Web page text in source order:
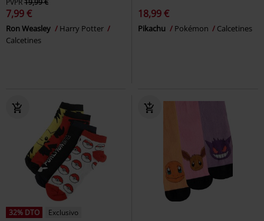
PVPR19,99 €
7,99 €
Ron Weasley
Harry Potter
Calcetines
18,99 €
Pikachu Pokémon Calcetines
32% DTO
Exclusivo